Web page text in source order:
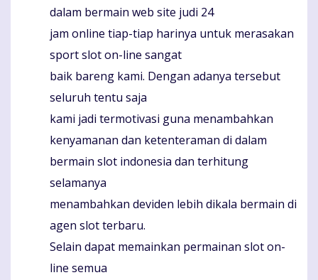
dalam bermain web site judi 24
jam online tiap-tiap harinya untuk merasakan
sport slot on-line sangat
baik bareng kami. Dengan adanya tersebut
seluruh tentu saja
kami jadi termotivasi guna menambahkan
kenyamanan dan ketenteraman di dalam
bermain slot indonesia dan terhitung
selamanya
menambahkan deviden lebih dikala bermain di
agen slot terbaru.
Selain dapat memainkan permainan slot on-
line semua